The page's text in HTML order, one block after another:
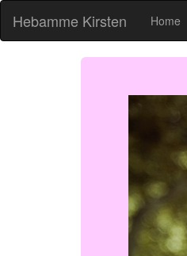
Hebamme Kirsten Home